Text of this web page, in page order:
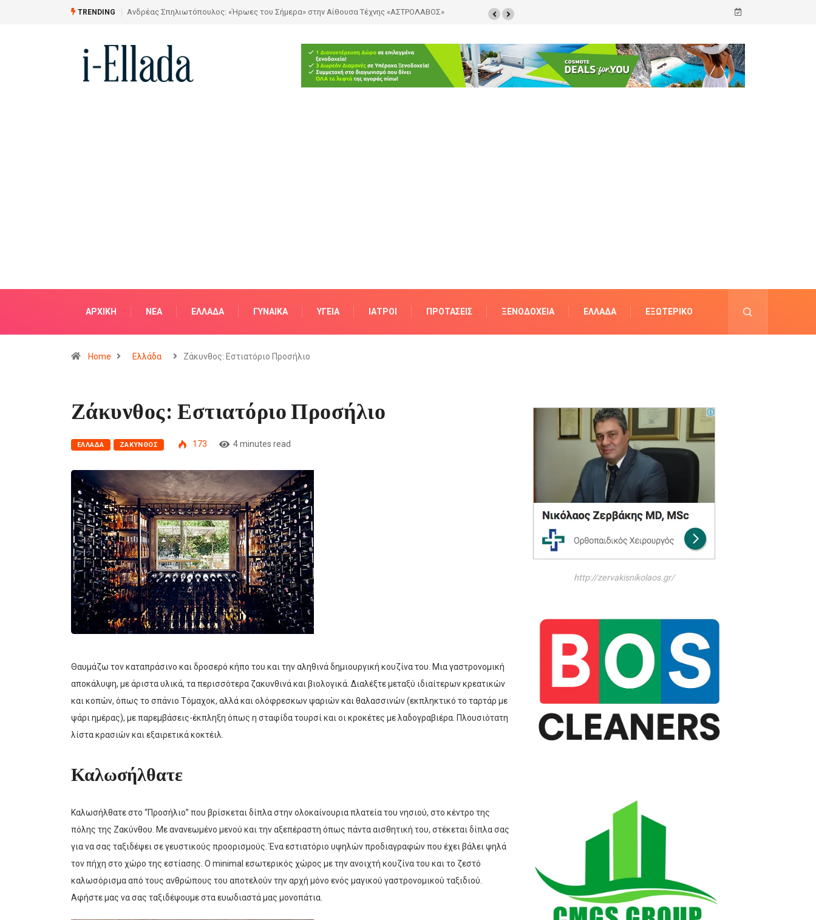
TRENDING
Αίθουσα Τέχνης «ΑΣΤΡΟΛΑΒΟΣ»Από το Σχέδιο στην Πραγματικότητα
ΑΡΧΙΚΗ NΈΑ ΕΛΛΆΔΑ ΓΥΝΑΊΚΑ ΥΓΕΊΑ ΙΑΤΡΟΊ ΠΡΟΤΆΣΕΙΣ ΞΕΝΟΔΟΧΕΊΑ ΕΛΛΆΔΑ ΕΞΩΤΕΡΙΚΌ
Home Ελλάδα Ζάκυνθος: Εστιατόριο Προσήλιο
Ζάκυνθος: Εστιατόριο Προσήλιο
ΕΛΛΆΔΑ ΖΆΚΥΝΘΟΣ 173 4 minutes read
Θαυμάζω τον καταπράσινο και δροσερό κήπο του και την αληθινά δημιουργική κουζίνα του. Μια γαστρονομική
αποκάλυψη, με άριστα υλικά, τα περισσότερα ζακυνθινά και βιολογικά. Διαλέξτε μεταξύ ιδιαίτερων κρεατικών
και κοπών, όπως το σπάνιο Τόμαχοκ, αλλά και ολόφρεσκων ψαριών και θαλασσινών (εκπληκτικό το ταρτάρ με
ψάρι ημέρας), με παρεμβάσεις-έκπληξη όπως η σταφίδα τουρσί και οι κροκέτες με λαδογραβιέρα. Πλουσιότατη
λίστα κρασιών και εξαιρετικά κοκτέιλ.
Καλωσήλθατε
Καλωσήλθατε στο “Προσήλιο” που βρίσκεται δίπλα στην ολοκαίνουρια πλατεία του νησιού, στο κέντρο της
πόλης της Ζακύνθου. Με ανανεωμένο μενού και την αξεπέραστη όπως πάντα αισθητική του, στέκεται δίπλα σας
για να σας ταξιδέψει σε γευστικούς προορισμούς. Ένα εστιατόριο υψηλών προδιαγραφών που έχει βάλει ψηλά
τον πήχη στο χώρο της εστίασης. Ο minimal εσωτερικός χώρος με την ανοιχτή κουζίνα του και το ζεστό
καλωσόρισμα από τους ανθρώπους του αποτελούν την αρχή μόνο ενός μαγικού γαστρονομικού ταξιδιού.
Αφήστε μας να σας ταξιδέψουμε στα ευωδιαστά μας μονοπάτια.
http://zervakisnikolaos.gr/